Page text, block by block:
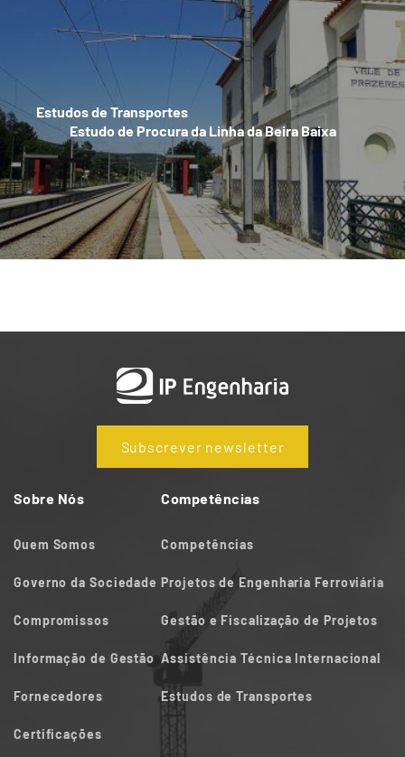
Estudos de Transportes
Estudo de Procura da Linha da Beira Baixa
Subscrever newsletter
Sobre Nós
Quem Somos
Governo da Sociedade
Compromissos
Informação de Gestão
Fornecedores
Certificações
Competências
Competências
Projetos de Engenharia Ferroviária
Gestão e Fiscalização de Projetos
Assistência Técnica Internacional
Estudos de Transportes